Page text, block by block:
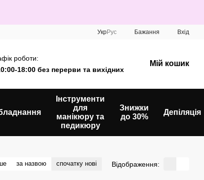
УкрРус Бажання Вхід
роботи:
18:00 без перерви та вихідних
Мій кошик
Інструменти
для
манікюру та
педикюру
Знижки
до 30%
Депіляція
за назвою спочатку нові Відображення: